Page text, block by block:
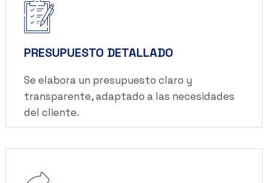
PRESUPUESTO DETALLADO
Se elabora un presupuesto claro y
transparente, adaptado a las necesidades
del cliente.